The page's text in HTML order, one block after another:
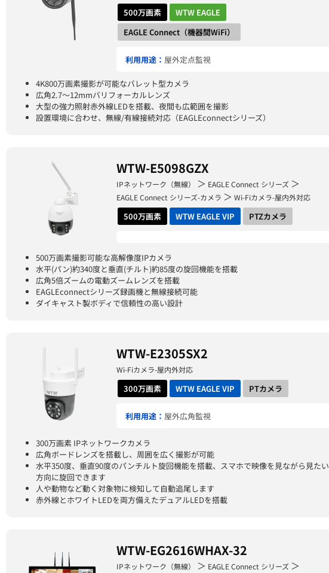
500万画素
WTW EAGLE
EAGLE Connect（機器間WiFi）
利用用途： 屋外定点監視
4K800万画素撮影が可能なバレット型カメラ
広角2.7～12mmバリフォーカルレンズ
大型の強力照射赤外線LEDを搭載、夜間も広範囲を撮影
設置環境に合わせ、無線/有線接続対応（EAGLEconnectシリーズ）
WTW-E5098GZX
IPネットワーク（無線） ＞ EAGLE Connect シリーズ ＞
EAGLE Connect シリーズ-カメラ ＞ Wi-Fiカメラ-屋内外対応
500万画素 WTW EAGLE VIP PTZカメラ
500万画素撮影可能な高解像度IPカメラ
水平(パン)約340度と垂直(チルト)約85度の旋回機能を搭載
広角5倍ズームの電動ズームレンズを搭載
EAGLEconnectシリーズ録画機と無線接続可能
ダイキャスト製ボディで信頼性の高い設計
WTW-E2305SX2
Wi-Fiカメラ-屋内外対応
300万画素 WTW EAGLE VIP PTカメラ
利用用途： 屋外広角監視
300万画素 IPネットワークカメラ
広角ボードレンズを搭載し、周囲を広く撮影が可能
水平350度、垂直90度のパンチルト旋回機能を搭載、スマホで映像を見ながら見たい
方向に旋回できます
人や動物など動く対象物に検知して自動追尾します
赤外線とホワイトLEDを両方備えたデュアルLEDを搭載
WTW-EG2616WHAX-32
IPネットワーク（無線） ＞ EAGLE Connect シリーズ ＞